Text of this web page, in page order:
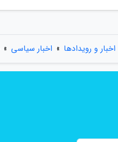
اخبار و رویدادها » اخبار سیاسی »